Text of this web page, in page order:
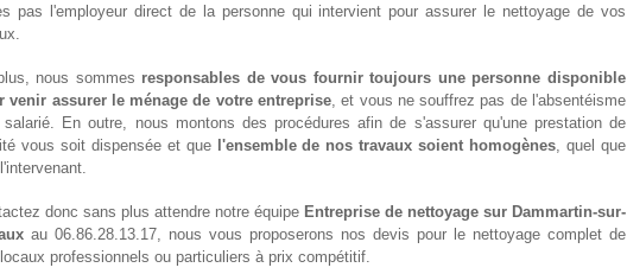
pas l'employeur direct de la personne qui intervient pour assurer le nettoyage de vos
nous sommes responsables de vous fournir toujours une personne disponible
venir assurer le ménage de votre entreprise, et vous ne souffrez pas de l'absentéisme
salarié. En outre, nous montons des procédures afin de s'assurer qu'une prestation de
vous soit dispensée et que l'ensemble de nos travaux soient homogènes, quel que
donc sans plus attendre notre équipe Entreprise de nettoyage sur Dammartin-sur-
au 06.86.28.13.17, nous vous proposerons nos devis pour le nettoyage complet de
professionnels ou particuliers à prix compétitif.